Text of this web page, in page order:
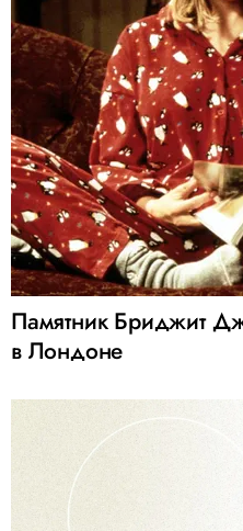
Памятник Бриджит
в Лондоне